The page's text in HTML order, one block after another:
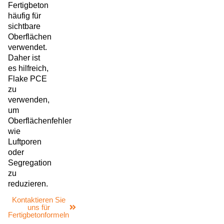
Fertigbeton
häufig für
sichtbare
Oberflächen
verwendet.
Daher ist
es hilfreich,
Flake PCE
zu
verwenden,
um
Oberflächenfehler
wie
Luftporen
oder
Segregation
zu
reduzieren.
Kontaktieren Sie
uns für
Fertigbetonformeln